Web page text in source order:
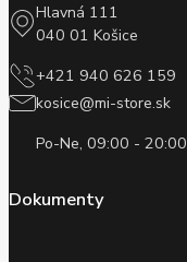
Hlavná 111
040 01 Košice
+421 940 626 159
kosice@mi-store.sk
Po-Ne, 09:00 - 20:00
Dokumenty